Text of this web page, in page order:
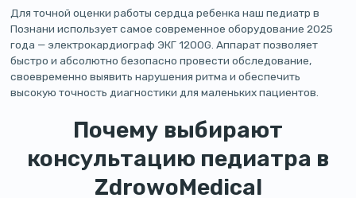
Для точной оценки работы сердца ребенка наш педиатр в
Познани использует самое современное оборудование 2025
года — электрокардиограф ЭКГ 1200G. Аппарат позволяет
быстро и абсолютно безопасно провести обследование,
своевременно выявить нарушения ритма и обеспечить
высокую точность диагностики для маленьких пациентов.
Почему выбирают
консультацию педиатра в
ZdrowoMedical